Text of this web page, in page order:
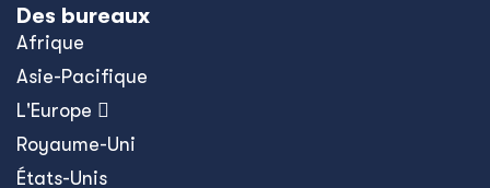
Des bureaux
Afrique
Asie-Pacifique
L'Europe 
Royaume-Uni
États-Unis